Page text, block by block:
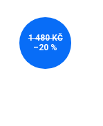
1 480 KČ
–20 %